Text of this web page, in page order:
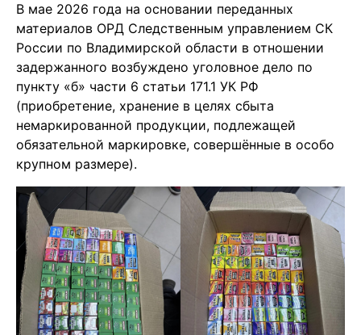
В мае 2026 года на основании переданных
материалов ОРД Следственным управлением СК
России по Владимирской области в отношении
задержанного возбуждено уголовное дело по
пункту «б» части 6 статьи 171.1 УК РФ
(приобретение, хранение в целях сбыта
немаркированной продукции, подлежащей
обязательной маркировке, совершённые в особо
крупном размере).